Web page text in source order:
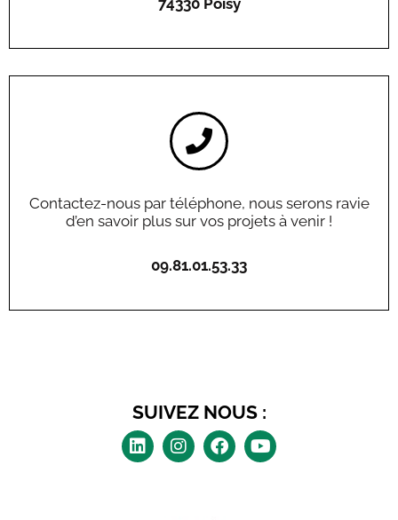
74330 Poisy
Contactez-nous par téléphone, nous serons ravie
d’en savoir plus sur vos projets à venir !
09.81.01.53.33
SUIVEZ NOUS :